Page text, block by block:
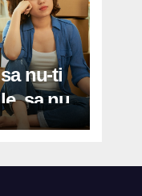
nu-ti
sa nu
sau sa